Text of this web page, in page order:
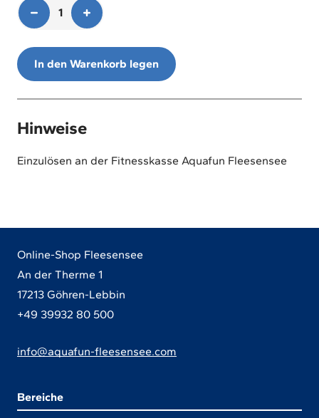
1
In den Warenkorb legen
Hinweise
Einzulösen an der Fitnesskasse Aquafun Fleesensee
Online-Shop Fleesensee
An der Therme 1
17213 Göhren-Lebbin
+49 39932 80 500
info@aquafun-fleesensee.com
Bereiche